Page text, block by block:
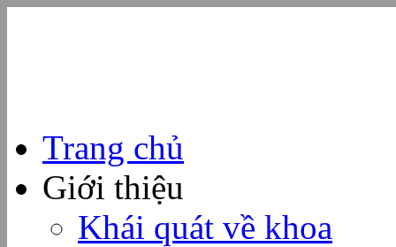
Trang chủ
Giới thiệu
Khái quát về khoa